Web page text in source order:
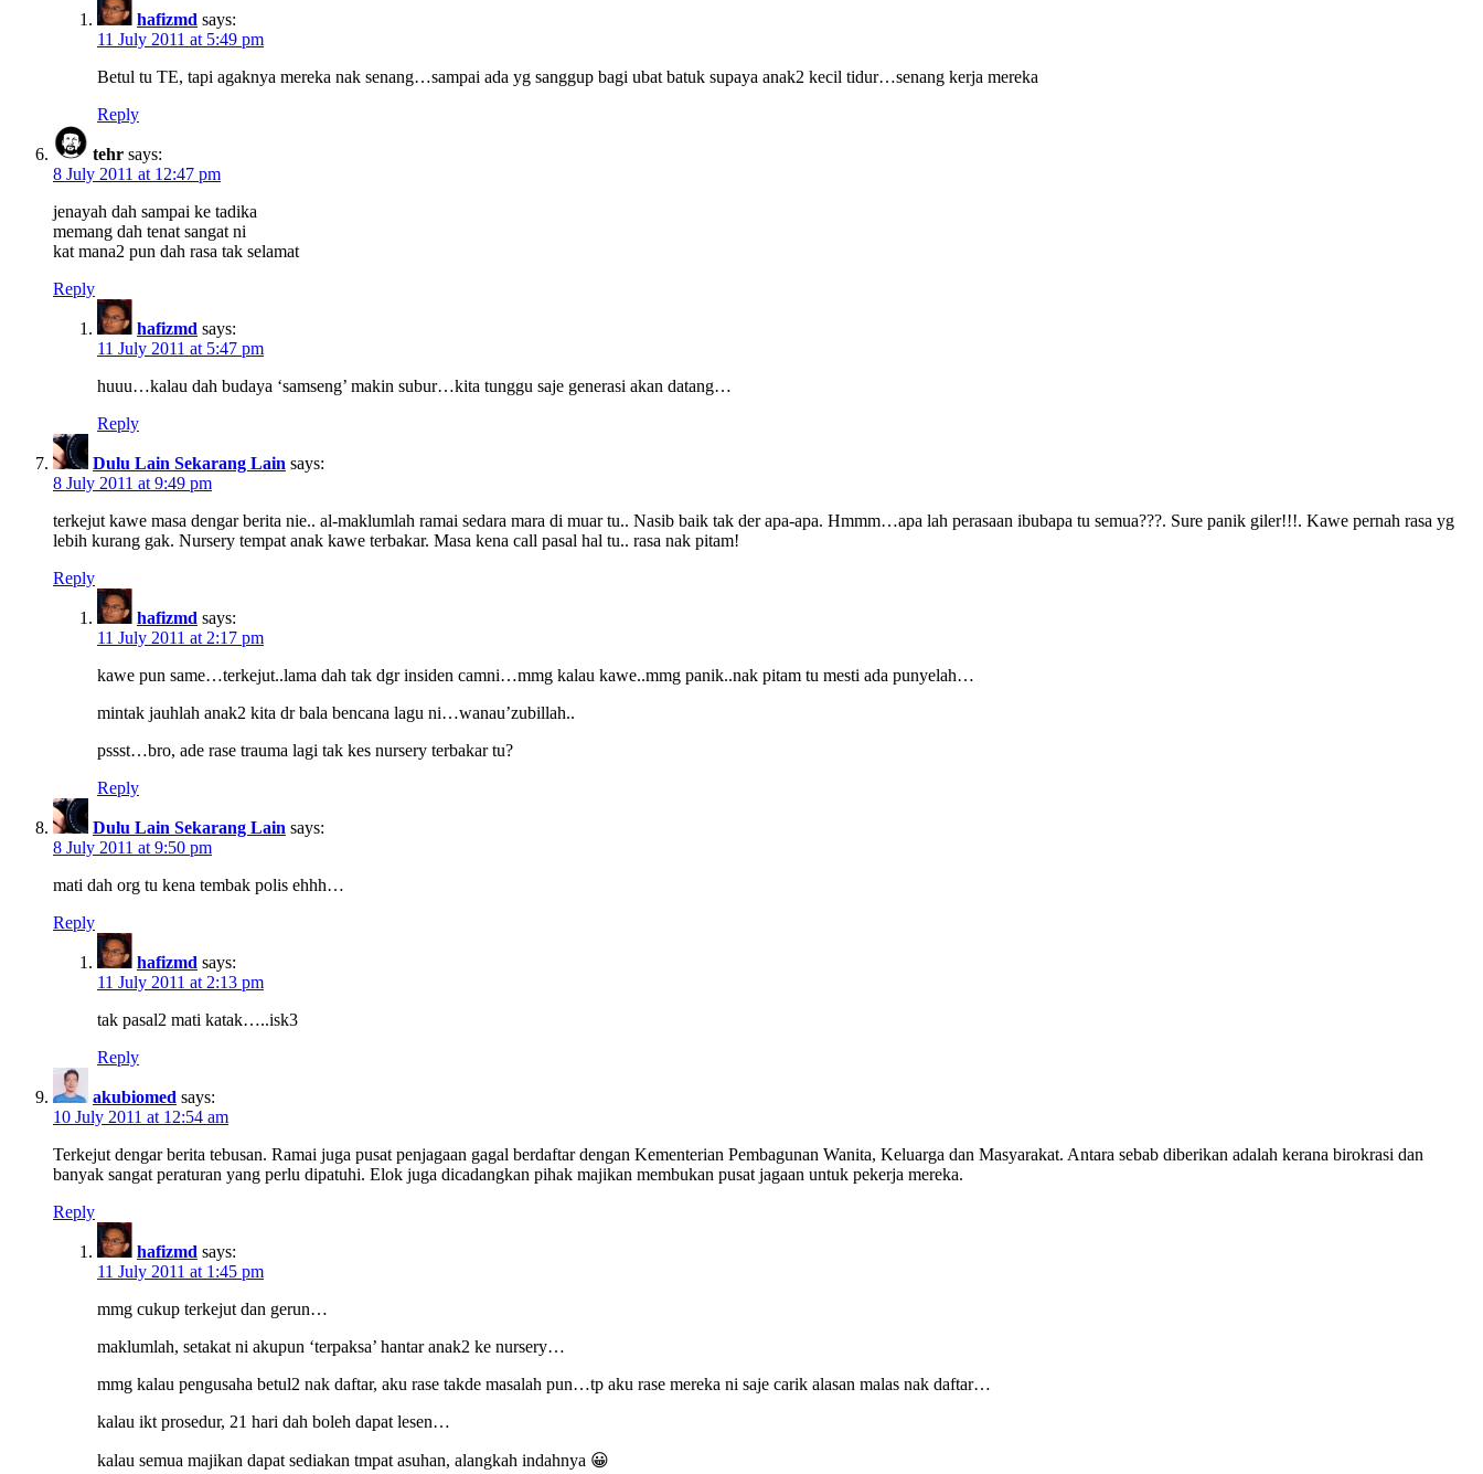
hafizmd says:
11 July 2011 at 5:49 pm
Betul tu TE, tapi agaknya mereka nak senang…sampai ada yg sanggup bagi ubat batuk supaya anak2 kecil tidur…senang kerja mereka
Reply
tehr says:
8 July 2011 at 12:47 pm
jenayah dah sampai ke tadika
memang dah tenat sangat ni
kat mana2 pun dah rasa tak selamat
Reply
hafizmd says:
11 July 2011 at 5:47 pm
huuu…kalau dah budaya ‘samseng’ makin subur…kita tunggu saje generasi akan datang…
Reply
Dulu Lain Sekarang Lain says:
8 July 2011 at 9:49 pm
terkejut kawe masa dengar berita nie.. al-maklumlah ramai sedara mara di muar tu.. Nasib baik tak der apa-apa. Hmmm…apa lah perasaan ibubapa tu semua???. Sure panik giler!!!. Kawe pernah rasa yg
lebih kurang gak. Nursery tempat anak kawe terbakar. Masa kena call pasal hal tu.. rasa nak pitam!
Reply
hafizmd says:
11 July 2011 at 2:17 pm
kawe pun same…terkejut..lama dah tak dgr insiden camni…mmg kalau kawe..mmg panik..nak pitam tu mesti ada punyelah…
mintak jauhlah anak2 kita dr bala bencana lagu ni…wanau’zubillah..
pssst…bro, ade rase trauma lagi tak kes nursery terbakar tu?
Reply
Dulu Lain Sekarang Lain says:
8 July 2011 at 9:50 pm
mati dah org tu kena tembak polis ehhh…
Reply
hafizmd says:
11 July 2011 at 2:13 pm
tak pasal2 mati katak…..isk3
Reply
akubiomed says:
10 July 2011 at 12:54 am
Terkejut dengar berita tebusan. Ramai juga pusat penjagaan gagal berdaftar dengan Kementerian Pembagunan Wanita, Keluarga dan Masyarakat. Antara sebab diberikan adalah kerana birokrasi dan
banyak sangat peraturan yang perlu dipatuhi. Elok juga dicadangkan pihak majikan membukan pusat jagaan untuk pekerja mereka.
Reply
hafizmd says:
11 July 2011 at 1:45 pm
mmg cukup terkejut dan gerun…
maklumlah, setakat ni akupun ‘terpaksa’ hantar anak2 ke nursery…
mmg kalau pengusaha betul2 nak daftar, aku rase takde masalah pun…tp aku rase mereka ni saje carik alasan malas nak daftar…
kalau ikt prosedur, 21 hari dah boleh dapat lesen…
kalau semua majikan dapat sediakan tmpat asuhan, alangkah indahnya 😀